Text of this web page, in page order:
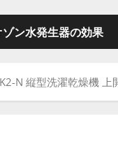
ゾン水発生器の効果
N 縦型洗濯乾燥機